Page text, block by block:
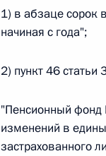
26 июля 2026 года
Федеральный
26 июля 2026 года
1) в абзаце сорок
начиная с года";
2) пункт 46
"Пенсионный фонд
изменений в
застрахованного